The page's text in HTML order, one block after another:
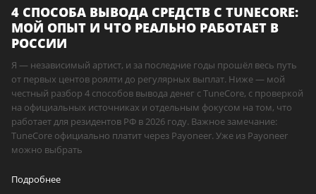
4 СПОСОБА ВЫВОДА СРЕДСТВ С TUNECORE:
МОЙ ОПЫТ И ЧТО РЕАЛЬНО РАБОТАЕТ В
РОССИИ
Я — независимый артист, и за последние годы прошёл весь путь
от первых центов роялти до регулярных выплат. Ниже — мой
честный разбор 4 способов вывода денег с TuneCore, с проверкой
на официальных источниках и отдельным фокусом на том, что
работает для резидентов РФ в 2026 году. Важное замечание:
TuneCore официально платит через Payoneer. Уже из Payoneer
можно выбрать
Подробнее